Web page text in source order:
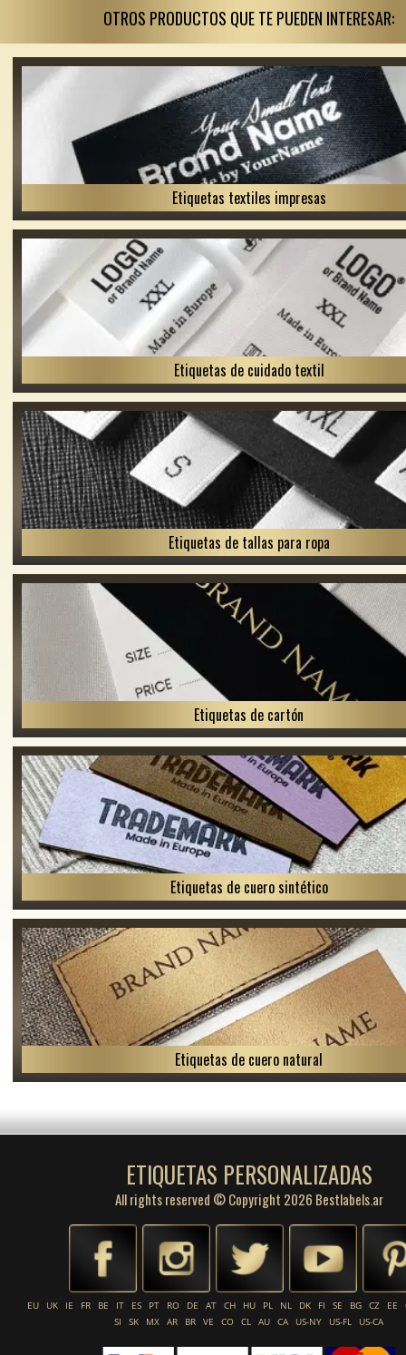
OTROS PRODUCTOS QUE TE PUEDEN INTERESAR:
Etiquetas textiles impresas
Etiquetas de cuidado textil
Etiquetas de tallas para ropa
Etiquetas de cartón
Etiquetas de cuero sintético
Etiquetas de cuero natural
ETIQUETAS PERSONALIZADAS
All rights reserved © Copyright 2026 Bestlabels.ar
EU UK IE FR BE IT ES PT RO DE AT CH HU PL NL DK FI SE BG CZ EE
SI
SK MX AR BR VE CO CL AU CA US-NY US-FL US-CA